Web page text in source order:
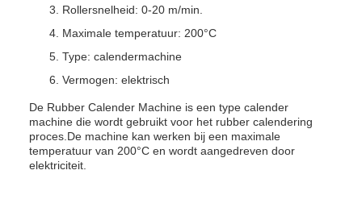
Rollersnelheid: 0-20 m/min.
Maximale temperatuur: 200°C
Type: calendermachine
Vermogen: elektrisch
De Rubber Calender Machine is een type calender
machine die wordt gebruikt voor het rubber calendering
proces.De machine kan werken bij een maximale
temperatuur van 200°C en wordt aangedreven door
elektriciteit.